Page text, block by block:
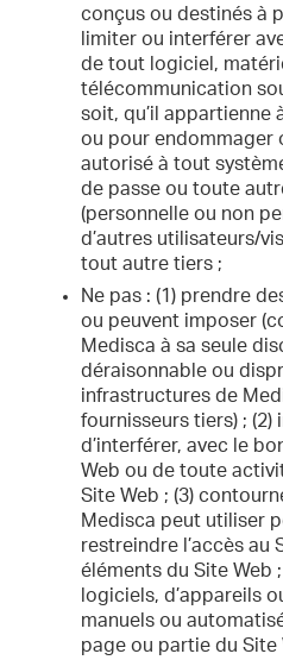
conçus ou destinés à
limiter ou interférer
de tout logiciel,
télécommunication
soit, qu’il appartienne
ou pour endommager
autorisé à tout
de passe ou toute
(personnelle ou non
d’autres utilisateurs/
tout autre tiers ;
Ne pas : (1) prendre
ou peuvent imposer
Medisca à sa seule
déraisonnable ou
infrastructures de
fournisseurs tiers) ;
d’interférer, avec le
Web ou de toute
Site Web ; (3)
Medisca peut utiliser
restreindre l’accès au
éléments du Site Web
logiciels, d’appareils
manuels ou
page ou partie du Site